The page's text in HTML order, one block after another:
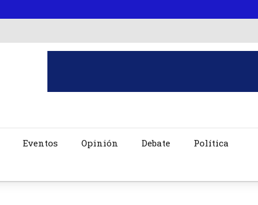
Eventos Opinión Debate Política